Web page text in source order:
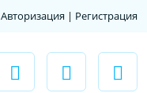
Авторизация | Регистрация